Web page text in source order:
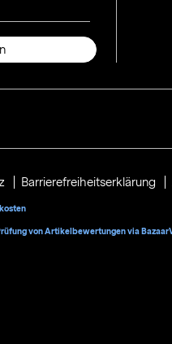
Barrierefreiheitserklärung
von Artikelbewertungen via